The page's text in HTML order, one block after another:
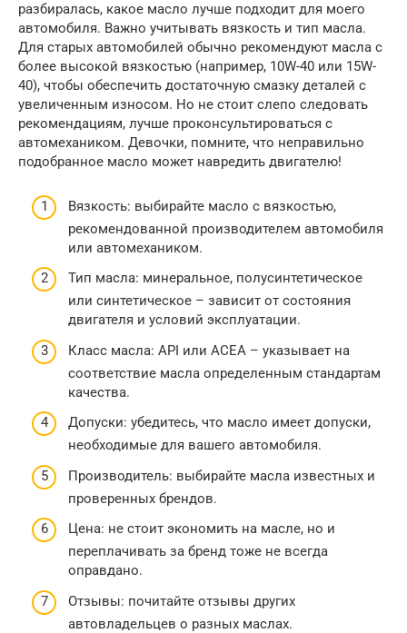
разбиралась, какое масло лучше подходит для моего
автомобиля. Важно учитывать вязкость и тип масла.
Для старых автомобилей обычно рекомендуют масла с
более высокой вязкостью (например, 10W-40 или 15W-
40), чтобы обеспечить достаточную смазку деталей с
увеличенным износом. Но не стоит слепо следовать
рекомендациям, лучше проконсультироваться с
автомехаником. Девочки, помните, что неправильно
подобранное масло может навредить двигателю!
Вязкость: выбирайте масло с вязкостью,
рекомендованной производителем автомобиля
или автомехаником.
Тип масла: минеральное, полусинтетическое
или синтетическое – зависит от состояния
двигателя и условий эксплуатации.
Класс масла: API или ACEA – указывает на
соответствие масла определенным стандартам
качества.
Допуски: убедитесь, что масло имеет допуски,
необходимые для вашего автомобиля.
Производитель: выбирайте масла известных и
проверенных брендов.
Цена: не стоит экономить на масле, но и
переплачивать за бренд тоже не всегда
оправдано.
Отзывы: почитайте отзывы других
автовладельцев о разных маслах.